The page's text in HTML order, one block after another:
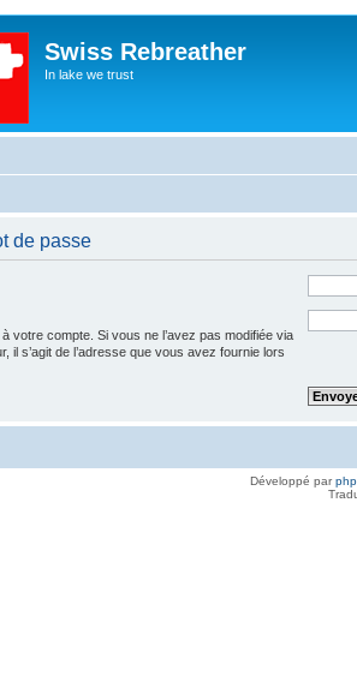
Swiss Rebreather
In lake we trust
de passe
votre compte. Si vous ne l’avez pas modifiée via
il s’agit de l’adresse que vous avez fournie lors
Développé par